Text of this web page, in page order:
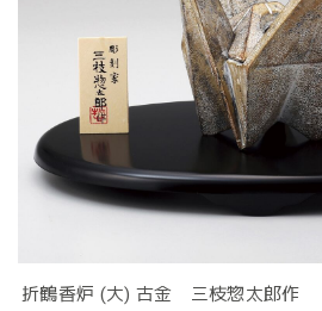
折鶴香炉 (大) 古金 三枝惣太郎作